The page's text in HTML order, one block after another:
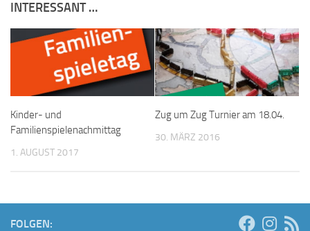
INTERESSANT …
Kinder- und
Familienspielenachmittag
1. AUGUST 2017
Zug um Zug Turnier am 18.04.
30. MÄRZ 2016
FOLGEN: